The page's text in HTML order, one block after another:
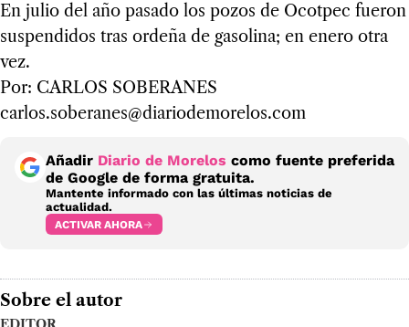
En julio del año pasado los pozos de Ocotpec fueron
suspendidos tras ordeña de gasolina; en enero otra
vez.
Por: CARLOS SOBERANES
carlos.soberanes@diariodemorelos.com
Añadir Diario de Morelos como fuente preferida
de Google de forma gratuita.
Mantente informado con las últimas noticias de
actualidad.
ACTIVAR AHORA
Sobre el autor